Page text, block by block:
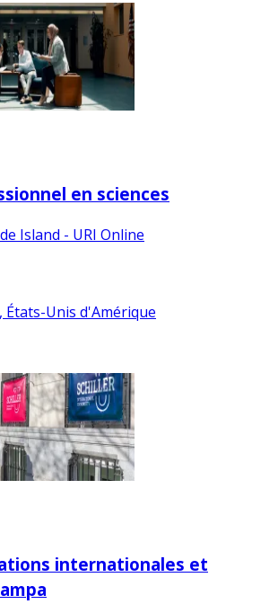
en sciences
Island - URI Online
Unis d'Amérique
internationales et